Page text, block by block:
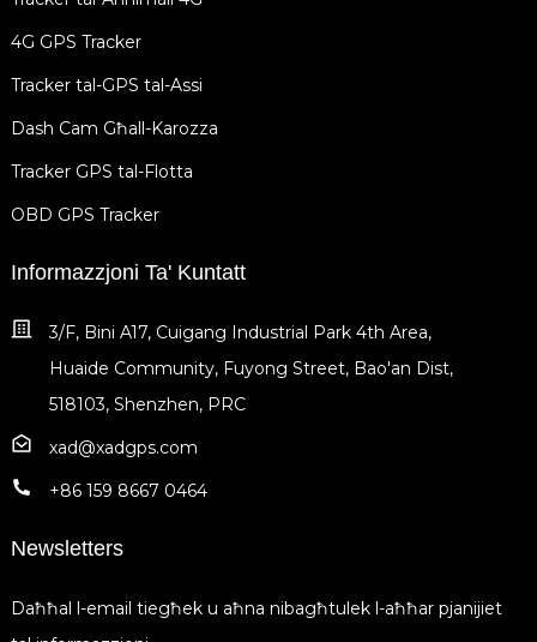
4G GPS Tracker
Tracker tal-GPS tal-Assi
Dash Cam Għall-Karozza
Tracker GPS tal-Flotta
OBD GPS Tracker
Informazzjoni Ta' Kuntatt
3/F, Bini A17, Cuigang Industrial Park 4th Area,
Huaide Community, Fuyong Street, Bao'an Dist,
518103, Shenzhen, PRC
xad@xadgps.com
+86 159 8667 0464
Newsletters
Daħħal l-email tiegħek u aħna nibagħtulek l-aħħar pjanijiet